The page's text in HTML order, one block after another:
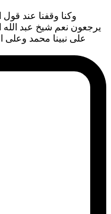
وكنا وقفنا عند
يرجعون نعم شيخ عبد الله
على نبينا محمد وعلى